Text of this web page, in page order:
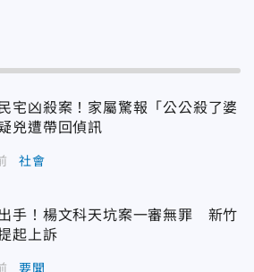
宅凶殺案！家屬驚報「公公殺了婆
兇遭帶回偵訊
社會
手！楊文科天坑案一審無罪 新竹
起上訴
要聞